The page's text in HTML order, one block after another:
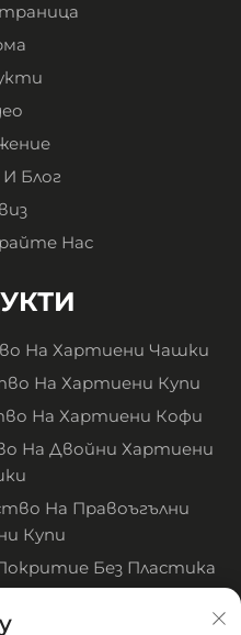
Блог
Нас
На Хартиени Чашки
На Хартиени Купи
На Хартиени Кофи
На Двойни Хартиени
На Правоъгълни
Купи
Без Пластика